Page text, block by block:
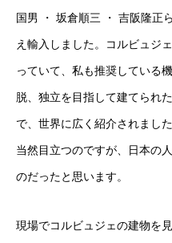
国男 ・ 坂倉順三 ・ 吉阪隆正
え輸入しました。コルビュジ
っていて、私も推奨している
脱、独立を目指して建てられ
で、世界に広く紹介されまし
当然目立つのですが、日本の
のだったと思います。
現場でコルビュジェの建物を